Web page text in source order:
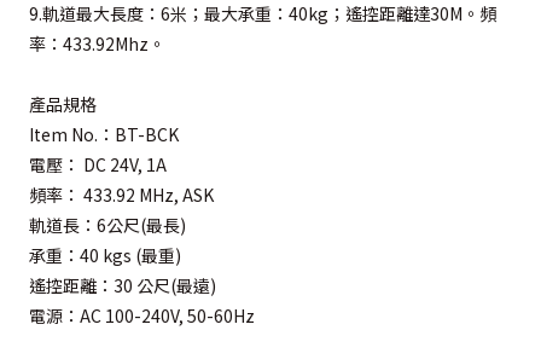
9.軌道最大長度：6米；最大承重：40kg；遙控距離達30M。頻
率：433.92Mhz。
產品規格
Item No.：BT-BCK
電壓： DC 24V, 1A
頻率： 433.92 MHz, ASK
軌道長：6公尺(最長)
承重：40 kgs (最重)
遙控距離：30 公尺(最遠)
電源：AC 100-240V, 50-60Hz